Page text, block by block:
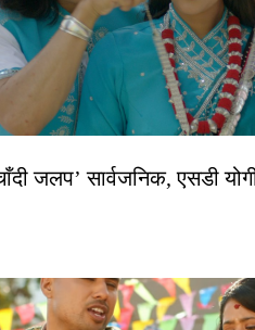
जलप’ सार्वजनिक, एसडी